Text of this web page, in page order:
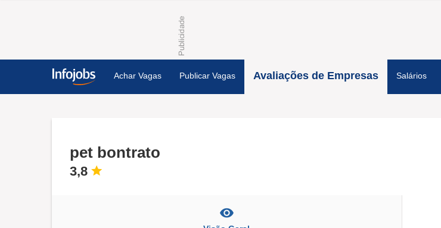
Achar Vagas Publicar Vagas Avaliações de Empresas Salários
pet bontrato
3,8